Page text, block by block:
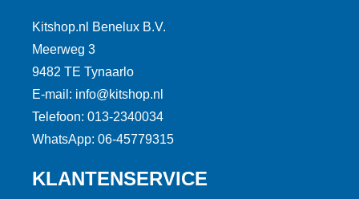
Kitshop.nl Benelux B.V.
Meerweg 3
9482 TE Tynaarlo
E-mail: info@kitshop.nl
Telefoon: 013-2340034
WhatsApp: 06-45779315
KLANTENSERVICE